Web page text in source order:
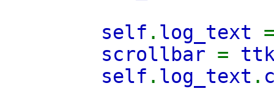
self . log_text
scrollbar =
self . log_text .